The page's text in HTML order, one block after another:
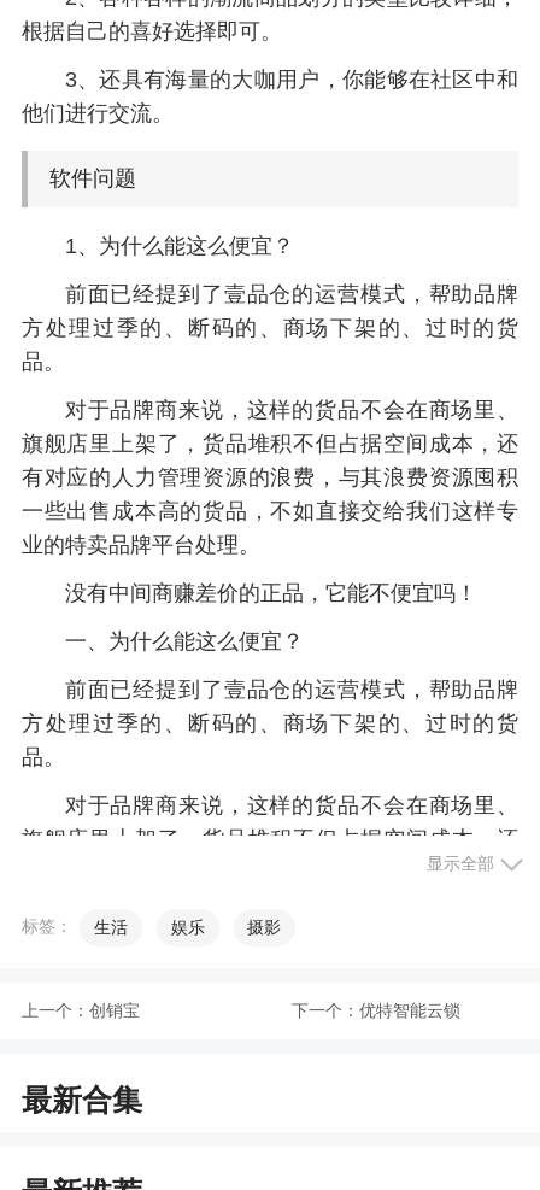
根据自己的喜好选择即可。
3、还具有海量的大咖用户，你能够在社区中和
他们进行交流。
软件问题
1、为什么能这么便宜？
前面已经提到了壹品仓的运营模式，帮助品牌
方处理过季的、断码的、商场下架的、过时的货
品。
对于品牌商来说，这样的货品不会在商场里、
旗舰店里上架了，货品堆积不但占据空间成本，还
有对应的人力管理资源的浪费，与其浪费资源囤积
一些出售成本高的货品，不如直接交给我们这样专
业的特卖品牌平台处理。
没有中间商赚差价的正品，它能不便宜吗！
一、为什么能这么便宜？
前面已经提到了壹品仓的运营模式，帮助品牌
方处理过季的、断码的、商场下架的、过时的货
品。
对于品牌商来说，这样的货品不会在商场里、
旗舰店里上架了，货品堆积不但占据空间成本，还
有对应的人力管理资源的浪费，与其浪费资源囤积
业的特卖品牌平台处理。
A、线下门店：
显示全部
标签： 生活 娱乐 摄影
上一个： 创销宝 下一个： 优特智能云锁
最新合集